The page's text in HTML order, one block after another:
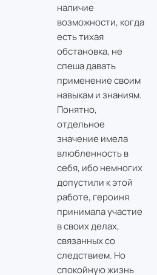
наличие
возможности, когда
есть тихая
обстановка, не
спеша давать
применение своим
навыкам и знаниям.
Понятно,
отдельное
значение имела
влюбленность в
себя, ибо немногих
допустили к этой
работе, героиня
принимала участие
в своих делах,
связанных со
следствием. Но
спокойную жизнь